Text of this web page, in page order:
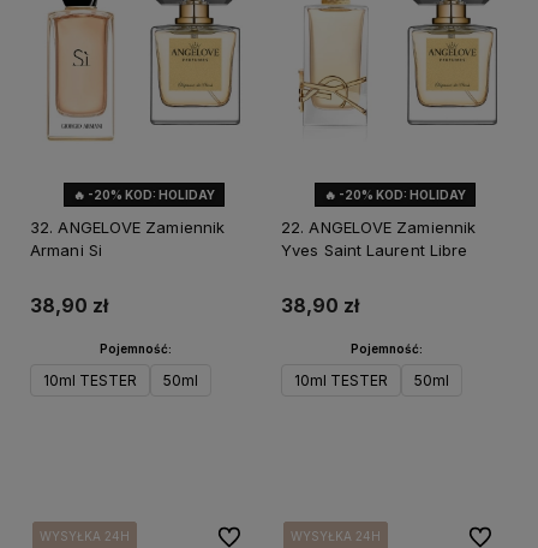
🔥 -20% KOD: HOLIDAY
32. ANGELOVE Zamiennik
Armani Si
38,90 zł
Pojemność:
10ml TESTER 50ml
🔥 -20% KOD: HOLIDAY
22. ANGELOVE Zamiennik
Yves Saint Laurent Libre
38,90 zł
Pojemność:
10ml TESTER 50ml
WYSYŁKA 24H
WYSYŁKA 24H
WYSYŁKA 24H
WYSYŁKA 24H Do ulubionychWYSYŁKA 24H
WYSYŁKA 24H
WYSYŁKA 24H
WYSYŁKA 24H
WYSYŁKA 24H Do